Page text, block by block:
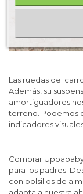
Las ruedas del
Además, su
amortiguadores
terreno. Podemos
indicadores
Comprar
para los padres.
con bolsillos de
adapta a nuestra